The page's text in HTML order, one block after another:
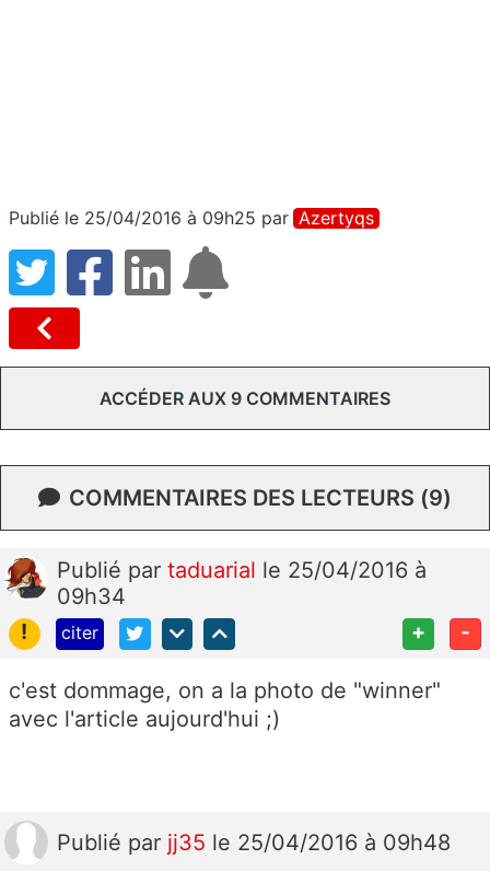
Publié le 25/04/2016 à 09h25 par Azertyqs
ACCÉDER AUX 9 COMMENTAIRES
COMMENTAIRES DES LECTEURS (9)
Publié par taduarial le 25/04/2016 à
09h34
!
citer + -
c'est dommage, on a la photo de "winner"
avec l'article aujourd'hui ;)
Publié par jj35 le 25/04/2016 à 09h48